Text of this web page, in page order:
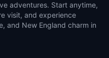
adventures. Start anytime,
visit, and experience
and New England charm in